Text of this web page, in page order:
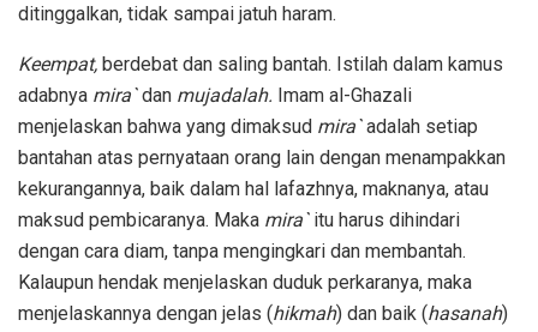
ditinggalkan, tidak sampai jatuh haram.
Keempat, berdebat dan saling bantah. Istilah dalam kamus
adabnya mira`dan mujadalah. Imam al-Ghazali
menjelaskan bahwa yang dimaksud mira`adalah setiap
bantahan atas pernyataan orang lain dengan menampakkan
kekurangannya, baik dalam hal lafazhnya, maknanya, atau
maksud pembicaranya. Maka mira` itu harus dihindari
dengan cara diam, tanpa mengingkari dan membantah.
Kalaupun hendak menjelaskan duduk perkaranya, maka
menjelaskannya dengan jelas (hikmah) dan baik (hasanah)